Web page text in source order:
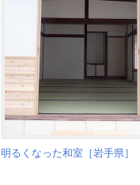
明るくなった和室［岩手県］